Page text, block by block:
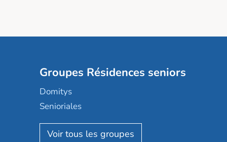
Groupes Résidences seniors
Domitys
Senioriales
Nohée
Les Résidentiels